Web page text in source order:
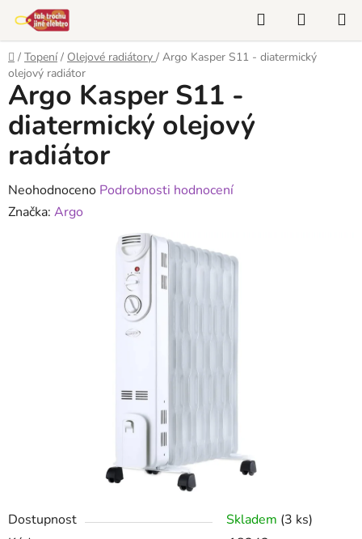
obsah
Hledat
KOŠÍK
Domů
/ Topení / Olejové radiátory / Argo Kasper S11 - diatermický
olejový radiátor
Dostupnost Skladem (3 ks)
Argo Kasper S11 -
diatermický olejový
radiátor
Průměrné
hodnocení
Neohodnoceno Podrobnosti hodnocení
Značka: Argo